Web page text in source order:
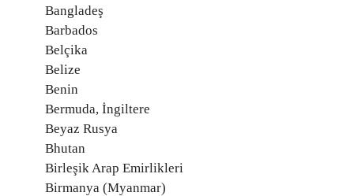
Bangladeş
Barbados
Belçika
Belize
Benin
Bermuda, İngiltere
Beyaz Rusya
Bhutan
Birleşik Arap Emirlikleri
Birmanya (Myanmar)